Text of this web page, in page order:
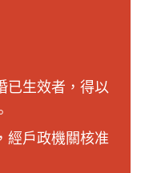
已生效者，得以
經戶政機關核准